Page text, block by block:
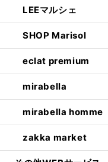
LEEマルシェ
SHOP Marisol
eclat premium
mirabella
mirabella homme
zakka market